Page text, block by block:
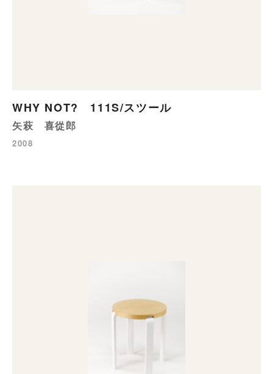
WHY NOT? 111S/スツール
矢萩 喜從郎
2008